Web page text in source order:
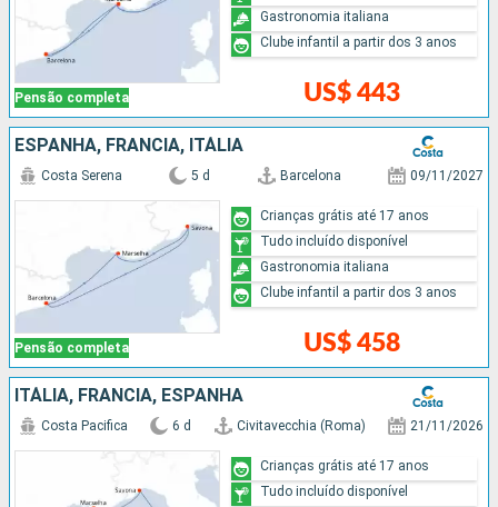
Pensão completa US$ 443
Gastronomia italiana
Clube infantil a partir dos 3 anos
ESPANHA, FRANCIA, ITÁLIA
Pensão completa
Costa Serena 5 d Barcelona 09/11/2027
US$ 458
Crianças grátis até 17 anos
Tudo incluído disponível
Gastronomia italiana
Clube infantil a partir dos 3 anos
ITÁLIA, FRANCIA, ESPANHA
Costa Pacifica 6 d Civitavecchia (Roma) 21/11/2026
Crianças grátis até 17 anos
Tudo incluído disponível